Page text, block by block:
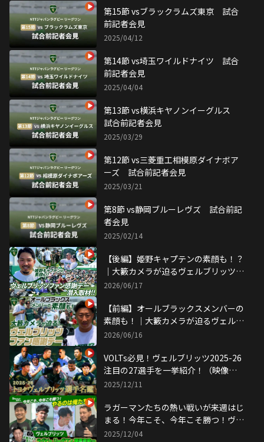
第15節 vsブラックラムズ東京 試合
前記者会見
2025/04/12
第14節 vs埼玉ワイルドナイツ 試合
前記者会見
2025/04/04
第13節 vs横浜キヤノンイーグルス
試合前記者会見
2025/03/29
第12節 vs三菱重工相模原ダイナボア
ーズ 試合前記者会見
2025/03/21
第8節 vs静岡ブルーレヴズ 試合前記
者会見
2025/02/14
【後編】姫野キャプテンの素顔も！？
｜大籔カメラが迫るヴェルブリッツフ
ァン感謝デー
2026/06/17
【前編】オールブラックスメンバーの
素顔も！｜大籔カメラが迫るヴェルブ
リッツファン感謝デー
2026/06/16
VOLTs必見！ヴェルブリッツ2025-26
注目の27選手を一挙紹介！（映像引
用：トヨタヴェルブリッツ 公式
2025/12/11
ラガーマンたちの熱い戦いが来週はじ
まる！今年こそ、今年こそ勝つ！ヴェ
ルブリッツ リーグワン開幕直前SP
2025/12/04